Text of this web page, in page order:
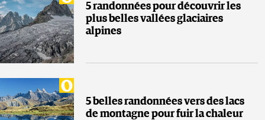
5 randonnées pour découvrir les
plus belles vallées glaciaires
alpines
5 belles randonnées vers des lacs
de montagne pour fuir la chaleur